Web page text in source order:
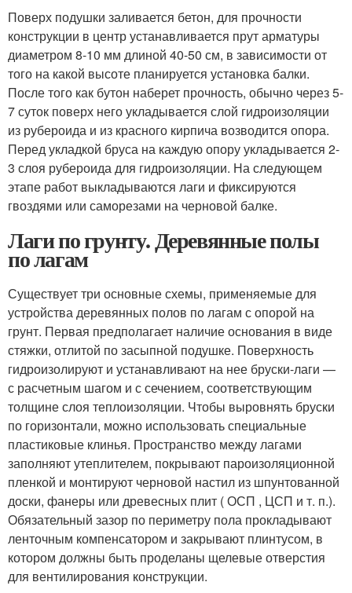
Поверх подушки заливается бетон, для прочности
конструкции в центр устанавливается прут арматуры
диаметром 8-10 мм длиной 40-50 см, в зависимости от
того на какой высоте планируется установка балки.
После того как бутон наберет прочность, обычно через 5-
7 суток поверх него укладывается слой гидроизоляции
из рубероида и из красного кирпича возводится опора.
Перед укладкой бруса на каждую опору укладывается 2-
3 слоя рубероида для гидроизоляции. На следующем
этапе работ выкладываются лаги и фиксируются
гвоздями или саморезами на черновой балке.
Лаги по грунту. Деревянные полы
по лагам
Существует три основные схемы, применяемые для
устройства деревянных полов по лагам с опорой на
грунт. Первая предполагает наличие основания в виде
стяжки, отлитой по засыпной подушке. Поверхность
гидроизолируют и устанавливают на нее бруски-лаги —
с расчетным шагом и с сечением, соответствующим
толщине слоя теплоизоляции. Чтобы выровнять бруски
по горизонтали, можно использовать специальные
пластиковые клинья. Пространство между лагами
заполняют утеплителем, покрывают пароизоляционной
пленкой и монтируют черновой настил из шпунтованной
доски, фанеры или древесных плит ( ОСП , ЦСП и т. п.).
Обязательный зазор по периметру пола прокладывают
ленточным компенсатором и закрывают плинтусом, в
котором должны быть проделаны щелевые отверстия
для вентилирования конструкции.